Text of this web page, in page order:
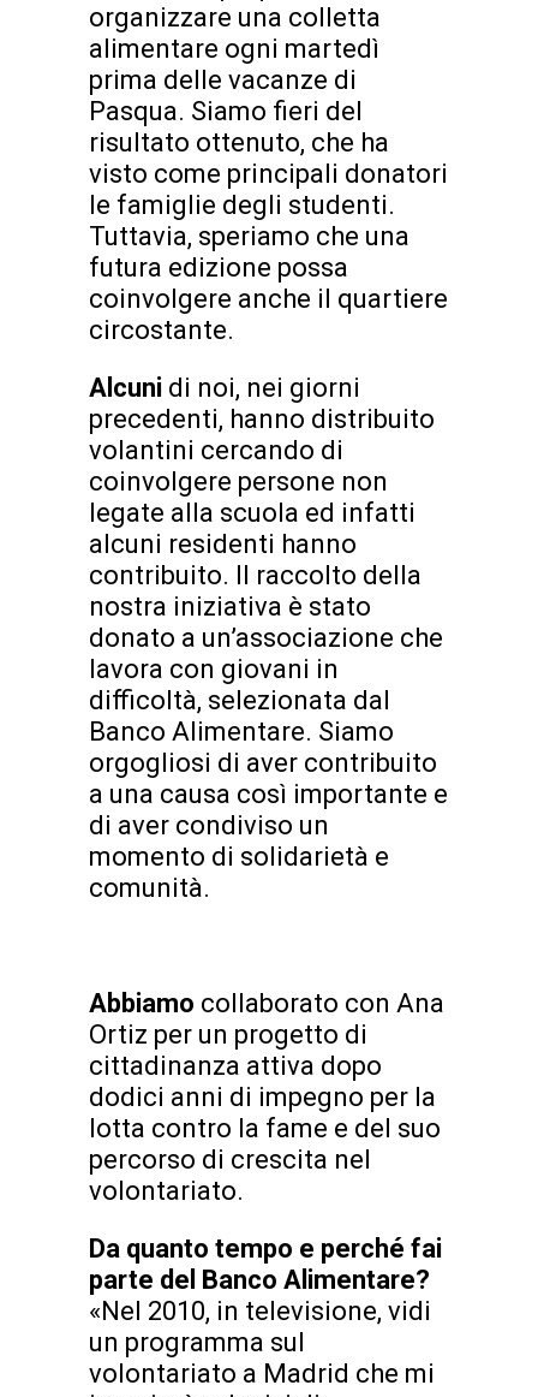
organizzare una colletta
alimentare ogni martedì
prima delle vacanze di
Pasqua. Siamo fieri del
risultato ottenuto, che ha
visto come principali donatori
le famiglie degli studenti.
Tuttavia, speriamo che una
futura edizione possa
coinvolgere anche il quartiere
circostante.
Alcuni di noi, nei giorni
precedenti, hanno distribuito
volantini cercando di
coinvolgere persone non
legate alla scuola ed infatti
alcuni residenti hanno
contribuito. Il raccolto della
nostra iniziativa è stato
donato a un’associazione che
lavora con giovani in
difficoltà, selezionata dal
Banco Alimentare. Siamo
orgogliosi di aver contribuito
a una causa così importante e
di aver condiviso un
momento di solidarietà e
comunità.
Abbiamo collaborato con Ana
Ortiz per un progetto di
cittadinanza attiva dopo
dodici anni di impegno per la
lotta contro la fame e del suo
percorso di crescita nel
volontariato.
Da quanto tempo e perché fai
parte del Banco Alimentare?
«Nel 2010, in televisione, vidi
un programma sul
volontariato a Madrid che mi